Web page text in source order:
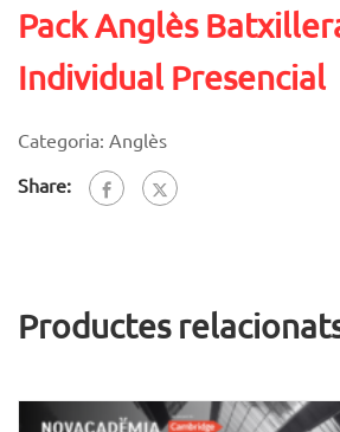
Pack Anglès
Individual Presencial
Categoria: Anglès
Share:
Productes